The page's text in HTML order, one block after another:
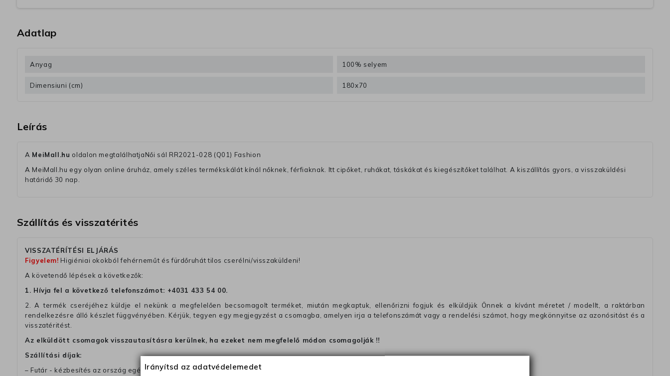
Adatlap
Anyag 100% selyem
Dimensiuni (cm) 180x70
Leírás
A MeiMall.hu oldalon megtalálhatjaNői sál RR2021-028 (Q01) Fashion
A MeiMall.hu egy olyan online áruház, amely széles termékskálát kínál nőknek, férfiaknak. Itt cipőket, ruhákat, táskákat és kiegészítőket találhat. A kiszállítás gyors, a visszaküldési
határidő 30 nap.
Szállítás és visszatérités
VISSZATÉRÍTÉSI ELJÁRÁS
Figyelem! Higiéniai okokból fehérneműt és fürdőruhát tilos cserélni/visszaküldeni!
A követendő lépések a következők:
1. Hívja fel a következő telefonszámot: +4031 433 54 00.
2. A termék cseréjéhez küldje el nekünk a megfelelően becsomagolt terméket, miután megkaptuk, ellenőrizni fogjuk és elküldjük Önnek a kívánt méretet / modellt, a raktárban
rendelkezésre álló készlet függvényében. Kérjük, tegyen egy megjegyzést a csomagba, amelyen irja a telefonszámát vagy a rendelési számot, hogy megkönnyitse az azonósitást és a
visszatéritést.
Az elküldött csomagok visszautasításra kerülnek, ha ezeket nem megfelelő módon csomagolják !!
Szállítási díjak:
– Futár - kézbesítés az ország egész területén, 2-3 munkanapon belül a megrendelés e-mailben / sms-ben történő megerősítésétől számítva
Irányítsd az adatvédelemedet